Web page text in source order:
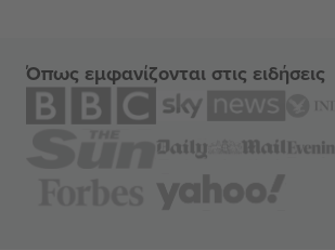
Όπως εμφανίζονται στις ειδήσεις